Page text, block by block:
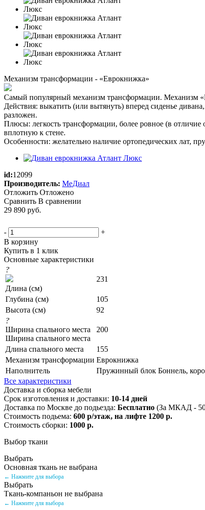
Механизм трансформации - «Еврокнижка»
Самый популярный механизм трансформации. Механизм
Действия: выкатить (или вытянуть) вперед сиденье
разложен.
Плюсы: легкость трансформации, более ровное (в отличие
вплотную к стене.
Особенности: желательно наличие ортопедических лат,
id:12099
Производитель: МеДиал
Отложить Отложено
Сравнить В сравнении
29 890 руб.
-
+
В корзину
Купить в 1 клик
Основные характеристики
?
Длина (см)
231
Глубина (см)
105
Высота (см)
92
?
Ширина спального места
Ширина спального места
200
Длина спального места
155
Механизм трансформации Еврокнижка
Наполнитель
Пружинный блок Боннель,
Все характеристики
Доставка и сборка мебели
Срок изготовления и доставки: 10-14 дней
Доставка по Москве до подьезда: Бесплатно (За МКАД -
Стоимость подьема: 600 р/этаж, на лифте 1200 р.
Стоимость сборки: 1000 р.
Выбор ткани
Выбрать
Основная ткань не выбрана
← Нажмите для выбора
Выбрать
Ткань-компаньон не выбрана
← Нажмите для выбора